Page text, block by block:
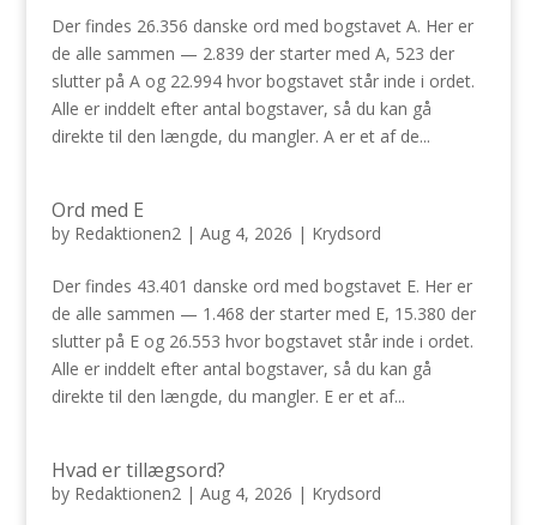
Der findes 26.356 danske ord med bogstavet A. Her er
de alle sammen — 2.839 der starter med A, 523 der
slutter på A og 22.994 hvor bogstavet står inde i ordet.
Alle er inddelt efter antal bogstaver, så du kan gå
direkte til den længde, du mangler. A er et af de...
Ord med E
by Redaktionen2| Aug 4, 2026 | Krydsord
Der findes 43.401 danske ord med bogstavet E. Her er
de alle sammen — 1.468 der starter med E, 15.380 der
slutter på E og 26.553 hvor bogstavet står inde i ordet.
Alle er inddelt efter antal bogstaver, så du kan gå
direkte til den længde, du mangler. E er et af...
Hvad er tillægsord?
by Redaktionen2| Aug 4, 2026 | Krydsord